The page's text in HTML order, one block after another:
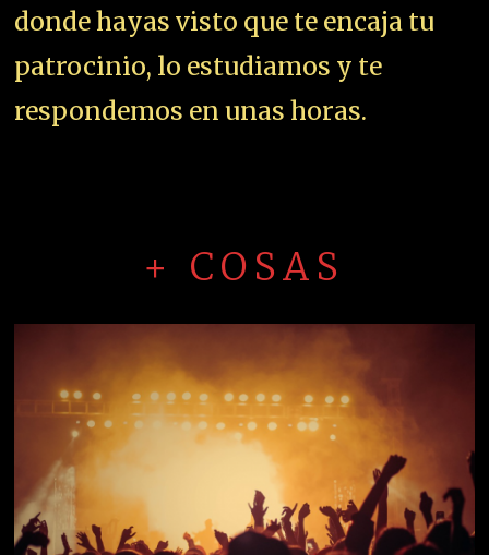
donde hayas visto que te encaja tu
patrocinio, lo estudiamos y te
respondemos en unas horas.
+ COSAS